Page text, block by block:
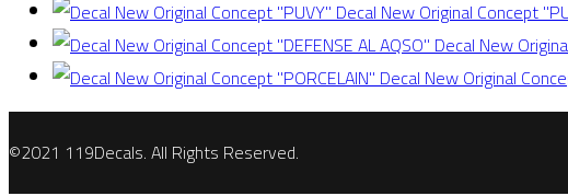
Decal New Original Concept
Decal New
Decal New Original
©2021 119Decals. All Rights Reserved.